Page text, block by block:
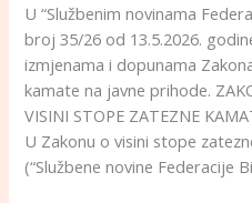
U “Službenim novinama
broj 35/26 od 13.5.2026.
izmjenama i dopunama
kamate na javne prihode.
VISINI STOPE ZATEZNE
U Zakonu o visini stope
(“Službene novine Federacije